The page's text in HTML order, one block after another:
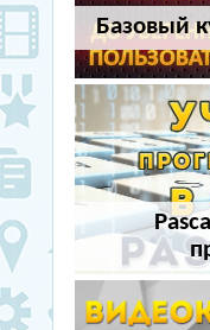
Базовый